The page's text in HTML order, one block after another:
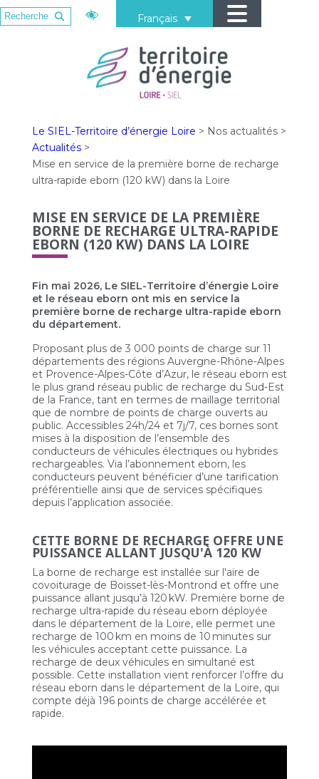
Français
Le SIEL-Territoire d’énergie Loire > Nos actualités>
Actualités >
Mise en service de la première borne de recharge
ultra-rapide eborn (120 kW) dans la Loire
MISE EN SERVICE DE LA PREMIÈRE
BORNE DE RECHARGE ULTRA-RAPIDE
EBORN (120 KW) DANS LA LOIRE
Fin mai 2026, Le SIEL-Territoire d’énergie Loire
et le réseau eborn ont mis en service la
première borne de recharge ultra-rapide eborn
du département.
Proposant plus de 3 000 points de charge sur 11
départements des régions Auvergne-Rhône-Alpes
et Provence-Alpes-Côte d’Azur, le réseau eborn est
le plus grand réseau public de recharge du Sud-Est
de la France, tant en termes de maillage territorial
que de nombre de points de charge ouverts au
public. Accessibles 24h/24 et 7j/7, ces bornes sont
mises à la disposition de l’ensemble des
conducteurs de véhicules électriques ou hybrides
rechargeables. Via l’abonnement eborn, les
conducteurs peuvent bénéficier d’une tarification
préférentielle ainsi que de services spécifiques
depuis l’application associée.
CETTE BORNE DE RECHARGE OFFRE UNE
PUISSANCE ALLANT JUSQU'À 120 KW
La borne de recharge est installée sur l'aire de
covoiturage de Boisset-lès-Montrond et offre une
puissance allant jusqu’à 120 kW. Première borne de
recharge ultra-rapide du réseau eborn déployée
dans le département de la Loire, elle permet une
recharge de 100 km en moins de 10 minutes sur
les véhicules acceptant cette puissance. La
recharge de deux véhicules en simultané est
possible. Cette installation vient renforcer l’offre du
réseau eborn dans le département de la Loire, qui
compte déjà 196 points de charge accélérée et
rapide.